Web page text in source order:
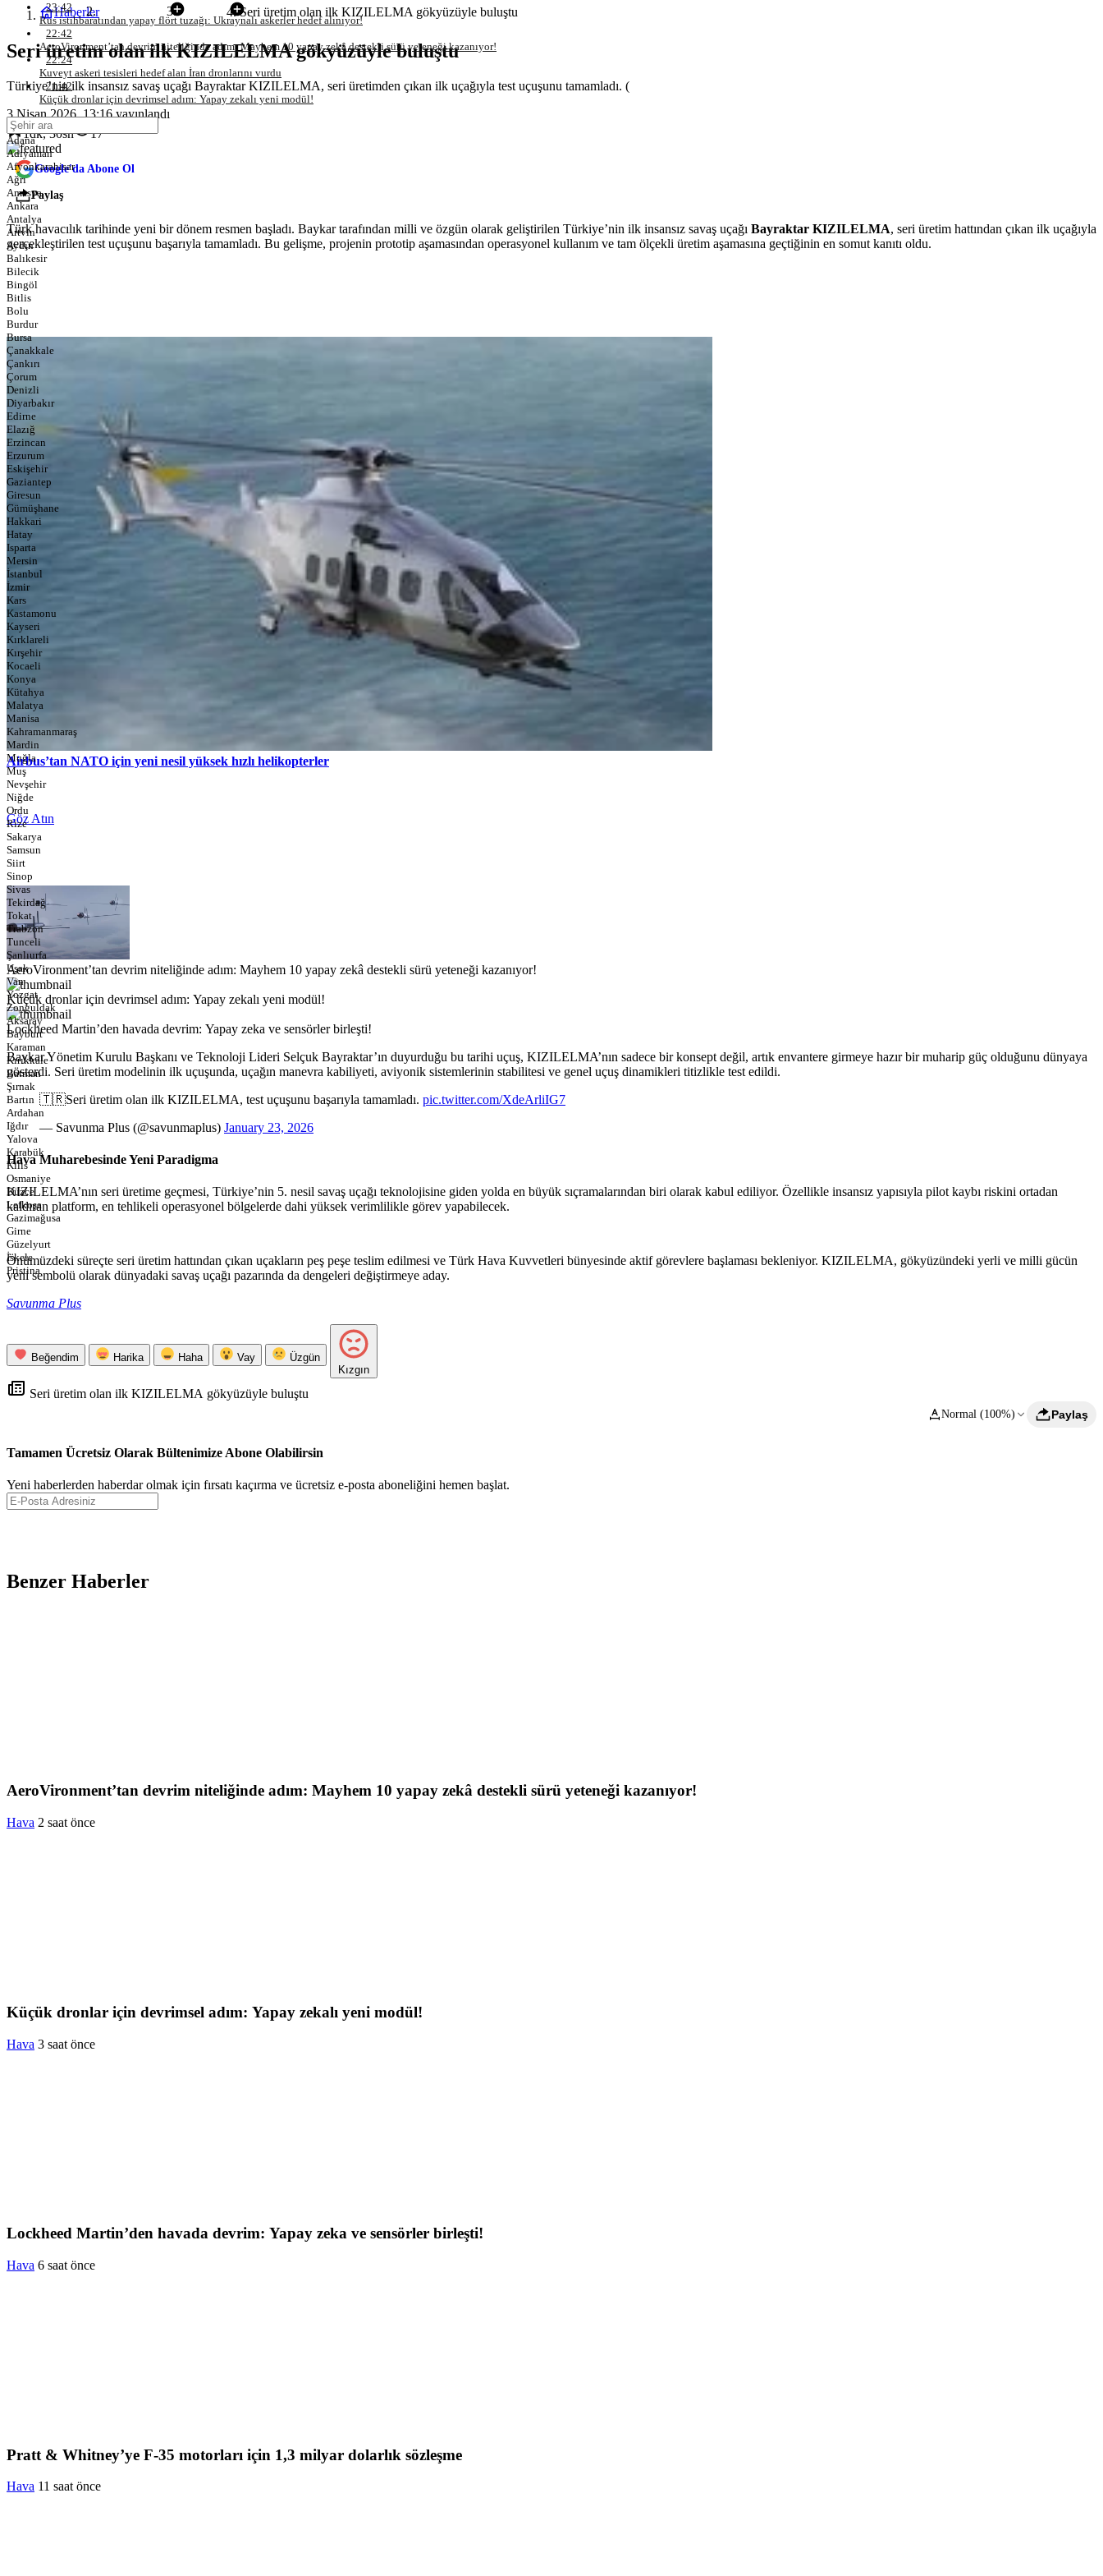
23:42
Rus istihbaratından yapay flört tuzağı: Ukraynalı askerler hedef alınıyor!
22:42
AeroVironment’tan devrim niteliğinde adım: Mayhem 10 yapay zekâ destekli sürü yeteneği kazanıyor!
22:24
Kuveyt askeri tesisleri hedef alan İran dronlarını vurdu
21:42
Küçük dronlar için devrimsel adım: Yapay zekalı yeni modül!
Adana
Adıyaman
Afyonkarahisar
Ağrı
Amasya
Ankara
Antalya
Artvin
Aydın
Balıkesir
Bilecik
Bingöl
Bitlis
Bolu
Burdur
Bursa
Çanakkale
Çankırı
Çorum
Denizli
Diyarbakır
Edirne
Elazığ
Erzincan
Erzurum
Eskişehir
Gaziantep
Giresun
Gümüşhane
Hakkari
Hatay
Isparta
Mersin
İstanbul
İzmir
Kars
Kastamonu
Kayseri
Kırklareli
Kırşehir
Kocaeli
Konya
Kütahya
Malatya
Manisa
Kahramanmaraş
Mardin
Muğla
Muş
Nevşehir
Niğde
Ordu
Rize
Sakarya
Samsun
Siirt
Sinop
Sivas
Tekirdağ
Tokat
Trabzon
Tunceli
Şanlıurfa
Uşak
Van
Yozgat
Zonguldak
Aksaray
Bayburt
Karaman
Kırıkkale
Batman
Şırnak
Bartın
Ardahan
Iğdır
Yalova
Karabük
Kilis
Osmaniye
Düzce
Lefkoşa
Gazimağusa
Girne
Güzelyurt
İskele
Pristina
Haberler Seri üretim olan ilk KIZILELMA gökyüzüyle buluştu
Seri üretim olan ilk KIZILELMA gökyüzüyle buluştu
Türkiye’nin ilk insansız savaş uçağı Bayraktar KIZILELMA, seri üretimden çıkan ilk uçağıyla test uçuşunu tamamladı. (
3 Nisan 2026, 13:16yayınlandı
1dk, 30sn
17
Google'da Abone Ol
Paylaş
Türk havacılık tarihinde yeni bir dönem resmen başladı. Baykar tarafından milli ve özgün olarak geliştirilen Türkiye’nin ilk insansız savaş uçağı Bayraktar KIZILELMA, seri üretim hattından çıkan ilk uçağıyla
gerçekleştirilen test uçuşunu başarıyla tamamladı. Bu gelişme, projenin prototip aşamasından operasyonel kullanım ve tam ölçekli üretim aşamasına geçtiğinin en somut kanıtı oldu.
Airbus’tan NATO için yeni nesil yüksek hızlı helikopterler
Göz Atın
AeroVironment’tan devrim niteliğinde adım: Mayhem 10 yapay zekâ destekli sürü yeteneği kazanıyor!
Küçük dronlar için devrimsel adım: Yapay zekalı yeni modül!
Lockheed Martin’den havada devrim: Yapay zeka ve sensörler birleşti!
Baykar Yönetim Kurulu Başkanı ve Teknoloji Lideri Selçuk Bayraktar’ın duyurduğu bu tarihi uçuş, KIZILELMA’nın sadece bir konsept değil, artık envantere girmeye hazır bir muharip güç olduğunu dünyaya
gösterdi. Seri üretim modelinin ilk uçuşunda, uçağın manevra kabiliyeti, aviyonik sistemlerinin stabilitesi ve genel uçuş dinamikleri titizlikle test edildi.
🇹🇷Seri üretim olan ilk KIZILELMA, test uçuşunu başarıyla tamamladı. pic.twitter.com/XdeArliIG7
— Savunma Plus (@savunmaplus) January 23, 2026
Hava Muharebesinde Yeni Paradigma
KIZILELMA’nın seri üretime geçmesi, Türkiye’nin 5. nesil savaş uçağı teknolojisine giden yolda en büyük sıçramalarından biri olarak kabul ediliyor. Özellikle insansız yapısıyla pilot kaybı riskini ortadan
kaldıran platform, en tehlikeli operasyonel bölgelerde dahi yüksek verimlilikle görev yapabilecek.
Önümüzdeki süreçte seri üretim hattından çıkan uçakların peş peşe teslim edilmesi ve Türk Hava Kuvvetleri bünyesinde aktif görevlere başlaması bekleniyor. KIZILELMA, gökyüzündeki yerli ve milli gücün
yeni sembolü olarak dünyadaki savaş uçağı pazarında da dengeleri değiştirmeye aday.
Savunma Plus
Beğendim Harika Haha Vay
Üzgün
Kızgın
Seri üretim olan ilk KIZILELMA gökyüzüyle buluştu
Normal (100%) Paylaş
Tamamen Ücretsiz Olarak Bültenimize Abone Olabilirsin
Yeni haberlerden haberdar olmak için fırsatı kaçırma ve ücretsiz e-posta aboneliğini hemen başlat.
Benzer Haberler
AeroVironment’tan devrim niteliğinde adım: Mayhem 10 yapay zekâ destekli sürü yeteneği kazanıyor!
Hava 2 saat önce
Küçük dronlar için devrimsel adım: Yapay zekalı yeni modül!
Hava 3 saat önce
Lockheed Martin’den havada devrim: Yapay zeka ve sensörler birleşti!
Hava 6 saat önce
Pratt & Whitney’ye F-35 motorları için 1,3 milyar dolarlık sözleşme
Hava 11 saat önce